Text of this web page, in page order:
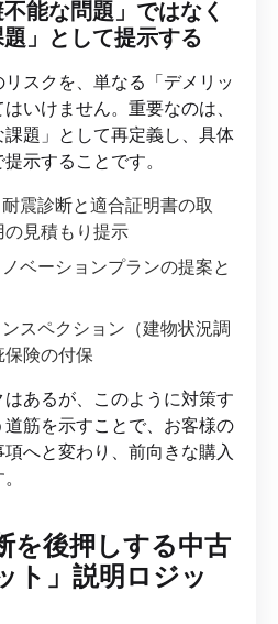
能な問題」ではなく
題」として提示する
スクを、単なる「デメリッ
いけません。重要なのは、
題」として再定義し、具体
示することです。
震診断と適合証明書の取
見積もり提示
ベーションプランの提案と
スペクション（建物状況調
険の付保
あるが、このように対策す
筋を示すことで、お客様の
へと変わり、前向きな購入
を後押しする中古
ト」説明ロジッ